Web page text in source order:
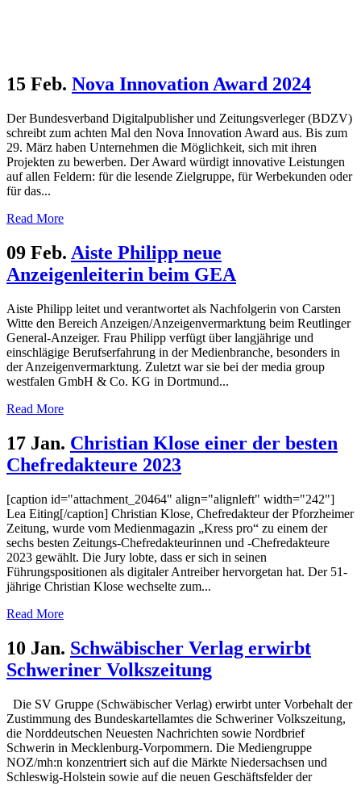
15 Feb. Nova Innovation Award 2024
Der Bundesverband Digitalpublisher und Zeitungsverleger (BDZV)
schreibt zum achten Mal den Nova Innovation Award aus. Bis zum
29. März haben Unternehmen die Möglichkeit, sich mit ihren
Projekten zu bewerben. Der Award würdigt innovative Leistungen
auf allen Feldern: für die lesende Zielgruppe, für Werbekunden oder
für das...
Read More
09 Feb. Aiste Philipp neue
Anzeigenleiterin beim GEA
Aiste Philipp leitet und verantwortet als Nachfolgerin von Carsten
Witte den Bereich Anzeigen/Anzeigenvermarktung beim Reutlinger
General-Anzeiger. Frau Philipp verfügt über langjährige und
einschlägige Berufserfahrung in der Medienbranche, besonders in
der Anzeigenvermarktung. Zuletzt war sie bei der media group
westfalen GmbH & Co. KG in Dortmund...
Read More
17 Jan. Christian Klose einer der besten
Chefredakteure 2023
[caption id="attachment_20464" align="alignleft" width="242"]
Lea Eiting[/caption] Christian Klose, Chefredakteur der Pforzheimer
Zeitung, wurde vom Medienmagazin „Kress pro“ zu einem der
sechs besten Zeitungs-Chefredakteurinnen und -Chefredakteure
2023 gewählt. Die Jury lobte, dass er sich in seinen
Führungspositionen als digitaler Antreiber hervorgetan hat. Der 51-
jährige Christian Klose wechselte zum...
Read More
10 Jan. Schwäbischer Verlag erwirbt
Schweriner Volkszeitung
Die SV Gruppe (Schwäbischer Verlag) erwirbt unter Vorbehalt der
Zustimmung des Bundeskartellamtes die Schweriner Volkszeitung,
die Norddeutschen Neuesten Nachrichten sowie Nordbrief
Schwerin in Mecklenburg-Vorpommern. Die Mediengruppe
NOZ/mh:n konzentriert sich auf die Märkte Niedersachsen und
Schleswig-Holstein sowie auf die neuen Geschäftsfelder der